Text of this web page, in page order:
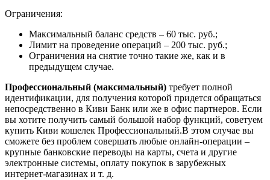
Ограничения:
Максимальный баланс средств – 60 тыс. руб.;
Лимит на проведение операций – 200 тыс. руб.;
Ограничения на снятие точно такие же, как и в
предыдущем случае.
Профессиональный (максимальный) требует полной
идентификации, для получения которой придется обращаться
непосредственно в Киви Банк или же в офис партнеров. Если
вы хотите получить самый большой набор функций, советуем
купить Киви кошелек Профессиональный.В этом случае вы
сможете без проблем совершать любые онлайн-операции –
крупные банковские переводы на карты, счета и другие
электронные системы, оплату покупок в зарубежных
интернет-магазинах и т. д.